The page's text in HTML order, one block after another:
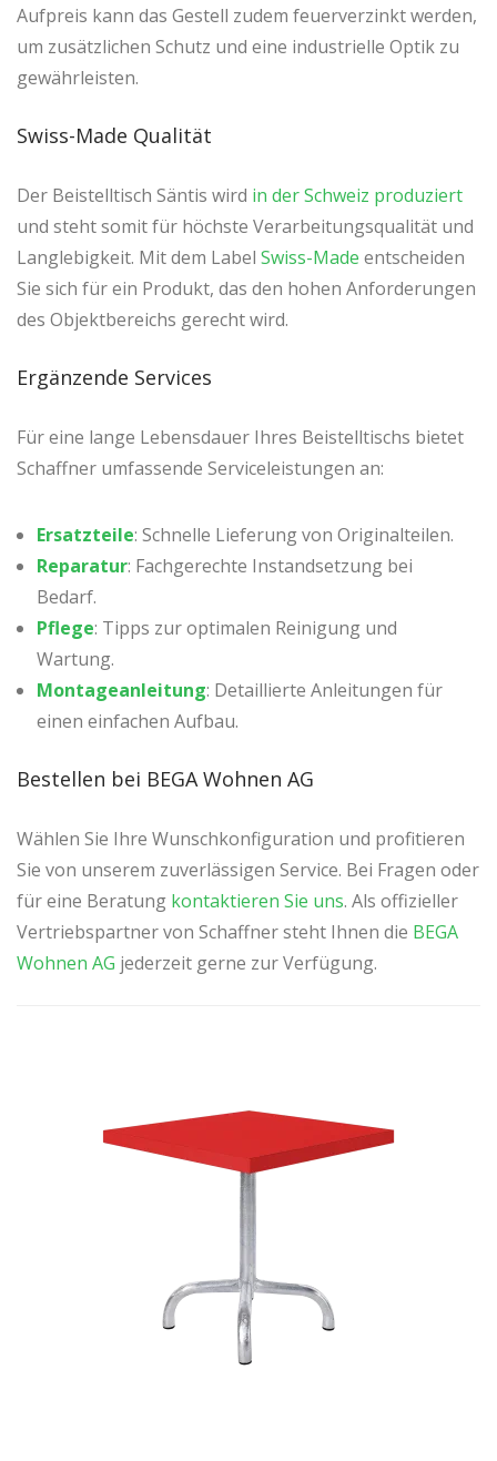
Aufpreis kann das Gestell zudem feuerverzinkt werden,
um zusätzlichen Schutz und eine industrielle Optik zu
gewährleisten.
Swiss-Made Qualität
Der Beistelltisch Säntis wird in der Schweiz produziert
und steht somit für höchste Verarbeitungsqualität und
Langlebigkeit. Mit dem Label Swiss-Made entscheiden
Sie sich für ein Produkt, das den hohen Anforderungen
des Objektbereichs gerecht wird.
Ergänzende Services
Für eine lange Lebensdauer Ihres Beistelltischs bietet
Schaffner umfassende Serviceleistungen an:
Ersatzteile: Schnelle Lieferung von Originalteilen.
Reparatur: Fachgerechte Instandsetzung bei
Bedarf.
Pflege: Tipps zur optimalen Reinigung und
Wartung.
Montageanleitung: Detaillierte Anleitungen für
einen einfachen Aufbau.
Bestellen bei BEGA Wohnen AG
Wählen Sie Ihre Wunschkonfiguration und profitieren
Sie von unserem zuverlässigen Service. Bei Fragen oder
für eine Beratung kontaktieren Sie uns. Als offizieller
Vertriebspartner von Schaffner steht Ihnen die BEGA
Wohnen AG jederzeit gerne zur Verfügung.